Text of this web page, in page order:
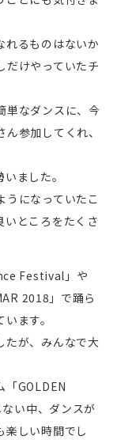
れるものはないか
だけやっていたチ
単なダンスに、今
参加してくれ、
ました。
うになっていたこ
いところをたくさ
Festival」や
2018」で踊ら
ます。
たが、みんなで大
「GOLDEN
い中、ダンスが
楽しい時間でし